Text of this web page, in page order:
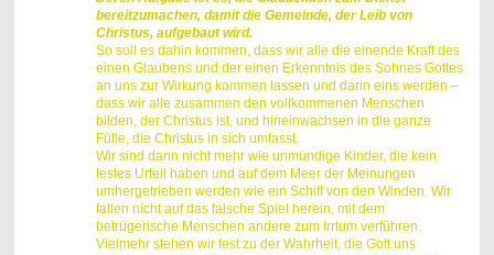
bereitzumachen, damit die Gemeinde, der Leib von
Christus, aufgebaut wird.
So soll es dahin kommen, dass wir alle die einende Kraft des
einen Glaubens und der einen Erkenntnis des Sohnes Gottes
an uns zur Wirkung kommen lassen und darin eins werden –
dass wir alle zusammen den vollkommenen Menschen
bilden, der Christus ist, und hineinwachsen in die ganze
Fülle, die Christus in sich umfasst.
Wir sind dann nicht mehr wie unmündige Kinder, die kein
festes Urteil haben und auf dem Meer der Meinungen
umhergetrieben werden wie ein Schiff von den Winden. Wir
fallen nicht auf das falsche Spiel herein, mit dem
betrügerische Menschen andere zum Irrtum verführen.
Vielmehr stehen wir fest zu der Wahrheit, die Gott uns